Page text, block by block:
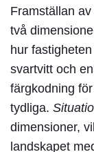
Framställan
två
hur
svartvitt och
färgkodning
tydliga.
dimensioner,
landskapet